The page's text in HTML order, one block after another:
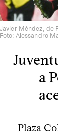
Javier Méndez, de
Foto: Alessandro
a
Plaza